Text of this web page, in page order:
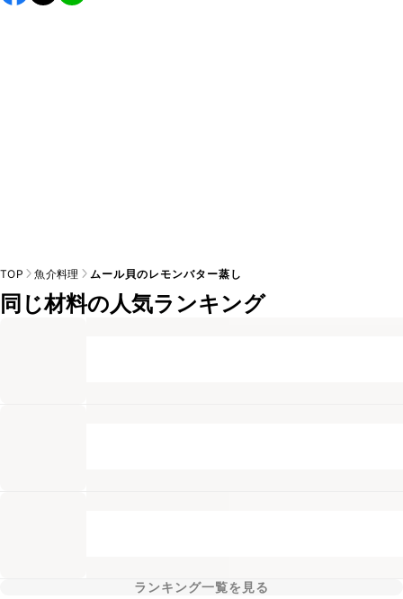
し上がりください。
TOP 魚介料理 ムール貝のレモンバター蒸し
同じ材料の人気ランキング
ランキング一覧を見る